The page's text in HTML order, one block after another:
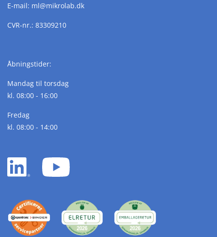
E-mail: ml@mikrolab.dk
CVR-nr.: 83309210
Åbningstider:
Mandag til torsdag
kl. 08:00 - 16:00
Fredag
kl. 08:00 - 14:00
LinkedIn
white
YouTube
white